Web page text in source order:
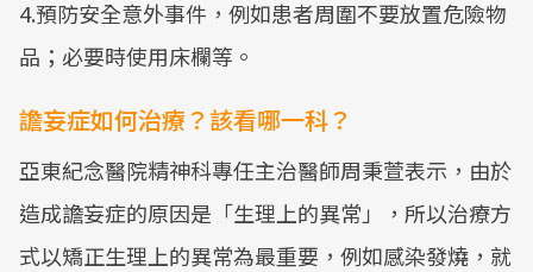
4.預防安全意外事件，例如患者周圍不要放置危險物
品；必要時使用床欄等。
譫妄症如何治療？該看哪一科？
亞東紀念醫院精神科專任主治醫師周秉萱表示，由於
造成譫妄症的原因是「生理上的異常」，所以治療方
式以矯正生理上的異常為最重要，例如感染發燒，就